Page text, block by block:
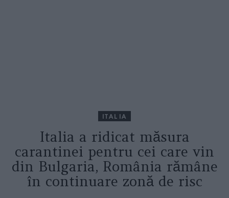
ITALIA
Italia a ridicat măsura
carantinei pentru cei care vin
din Bulgaria, România rămâne
în continuare zonă de risc